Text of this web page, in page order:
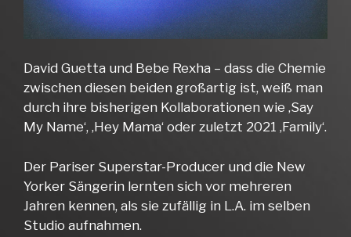
David Guetta und Bebe Rexha – dass die Chemie
zwischen diesen beiden großartig ist, weiß man
durch ihre bisherigen Kollaborationen wie ‚Say
My Name‘, ‚Hey Mama‘ oder zuletzt 2021 ‚Family‘.
Der Pariser Superstar-Producer und die New
Yorker Sängerin lernten sich vor mehreren
Jahren kennen, als sie zufällig in L.A. im selben
Studio aufnahmen.